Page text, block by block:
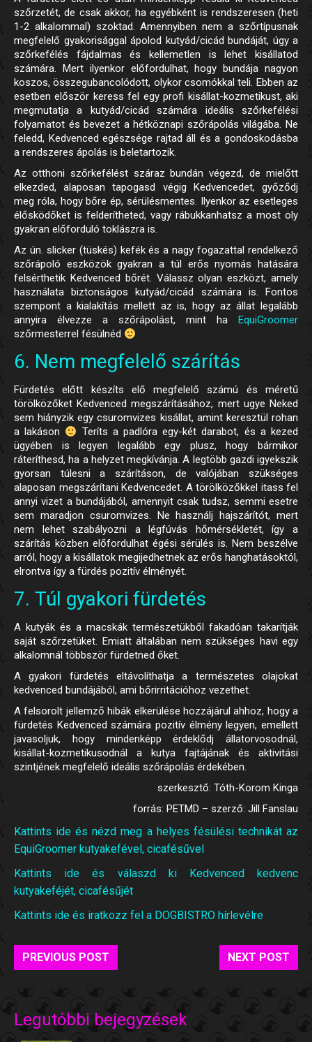
szőrzetét, de csak akkor, ha egyébként is rendszeresen (heti
1-2 alkalommal) szoktad. Amennyiben nem a szőrtípusnak
megfelelő gyakorisággal ápolod kutyád/cicád bundáját, úgy a
szőrkefélés fájdalmas és kellemetlen is lehet kisállatod
számára. Mert ilyenkor előfordulhat, hogy bundája nagyon
koszos, összegubancolódott, olykor csomókkal teli. Ebben az
esetben először keress fel egy profi kisállat-kozmetikust, aki
megmutatja a kutyád/cicád számára ideális szőrkefélési
folyamatot és bevezet a hétköznapi szőrápolás világába. Ne
feledd, Kedvenced egészsége rajtad áll és a gondoskodásba
a rendszeres ápolás is beletartozik.
Az otthoni szőrkefélést száraz bundán végezd, de mielőtt
elkezded, alaposan tapogasd végig Kedvencedet, győződj
meg róla, hogy bőre ép, sérülésmentes. Ilyenkor az esetleges
élősködőket is felderítheted, vagy rábukkanhatsz a most oly
gyakran előforduló toklászra is.
Az ún. slicker (tüskés) kefék és a nagy fogazattal rendelkező
szőrápoló eszközök gyakran a túl erős nyomás hatására
felsérthetik Kedvenced bőrét. Válassz olyan eszközt, amely
használata biztonságos kutyád/cicád számára is. Fontos
szempont a kialakítás mellett az is, hogy az állat legalább
annyira élvezze a szőrápolást, mint ha
EquiGroomer
szőrmesterrel fésülnéd
6. Nem megfelelő szárítás
Fürdetés előtt készíts elő megfelelő számú és méretű
törölközőket Kedvenced megszárításához, mert ugye Neked
sem hiányzik egy csuromvizes kisállat, amint keresztül rohan
a lakáson
Teríts a padlóra egy-két darabot, és a kezed
ügyében is legyen legalább egy plusz, hogy bármikor
ráteríthesd, ha a helyzet megkívánja. A legtöbb gazdi igyekszik
gyorsan túlesni a szárításon, de valójában szükséges
alaposan megszárítani Kedvencedet. A törölközőkkel itass fel
annyi vizet a bundájából, amennyit csak tudsz, semmi esetre
sem maradjon csuromvizes. Ne használj hajszárítót, mert
nem lehet szabályozni a légfúvás hőmérsékletét, így a
szárítás közben előfordulhat égési sérülés is. Nem beszélve
arról, hogy a kisállatok megijedhetnek az erős hanghatásoktól,
elrontva így a fürdés pozitív élményét.
7. Túl gyakori fürdetés
A kutyák és a macskák természetükből fakadóan takarítják
saját szőrzetüket. Emiatt általában nem szükséges havi egy
alkalomnál többször fürdetned őket.
A gyakori fürdetés eltávolíthatja a természetes olajokat
kedvenced bundájából, ami bőrirritációhoz vezethet.
A felsorolt jellemző hibák elkerülése hozzájárul ahhoz, hogy a
fürdetés Kedvenced számára pozitív élmény legyen, emellett
javasoljuk, hogy mindenképp érdeklődj állatorvosodnál,
kisállat-kozmetikusodnál a kutya fajtájának és aktivitási
szintjének megfelelő ideális szőrápolás érdekében.
szerkesztő: Tóth-Korom Kinga
forrás: PETMD – szerző: Jill Fanslau
Kattints ide és nézd meg a helyes fésülési technikát az
EquiGroomer kutyakefével, cicafésűvel
Kattints ide és válaszd ki Kedvenced kedvenc
kutyakeféjét, cicafésűjét
Kattints ide és iratkozz fel a DOGBISTRO hírlevélre
PREVIOUS POST NEXT POST
Legutóbbi bejegyzések